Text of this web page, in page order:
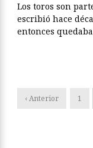
Los toros son
escribió hace
entonces
‹ Anterior 1